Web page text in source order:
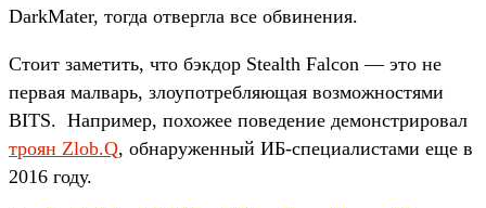
DarkMater, тогда отвергла все обвинения.
Стоит заметить, что бэкдор Stealth Falcon — это не
первая малварь, злоупотребляющая возможностями
BITS. Например, похожее поведение демонстрировал
троян Zlob.Q, обнаруженный ИБ-специалистами еще в
2016 году.